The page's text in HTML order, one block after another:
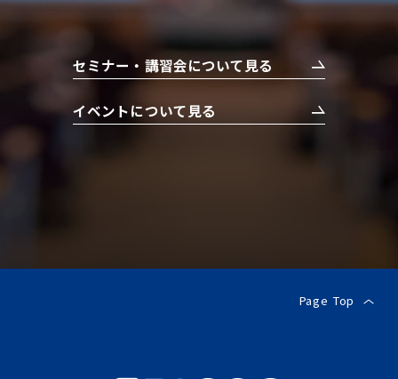
セミナー・講習会について見る
イベントについて見る
Page Top